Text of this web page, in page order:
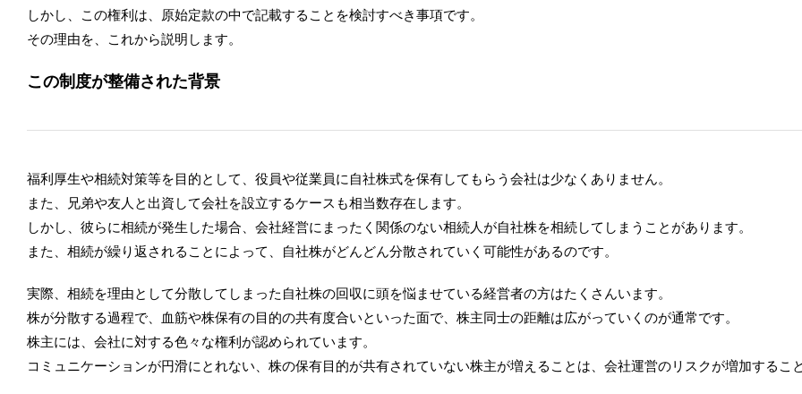
しかし、この権利は、原始定款の中で記載することを検討すべき事項です。
その理由を、これから説明します。
この制度が整備された背景
福利厚生や相続対策等を目的として、役員や従業員に自社株式を保有してもらう会社は少なくありません。
また、兄弟や友人と出資して会社を設立するケースも相当数存在します。
しかし、彼らに相続が発生した場合、会社経営にまったく関係のない相続人が自社株を相続してしまうことがあります。
また、相続が繰り返されることによって、自社株がどんどん分散されていく可能性があるのです。
実際、相続を理由として分散してしまった自社株の回収に頭を悩ませている経営者の方はたくさんいます。
株が分散する過程で、血筋や株保有の目的の共有度合いといった面で、株主同士の距離は広がっていくのが通常です。
株主には、会社に対する色々な権利が認められています。
コミュニケーションが円滑にとれない、株の保有目的が共有されていない株主が増えることは、会社運営のリスクが増加するこ